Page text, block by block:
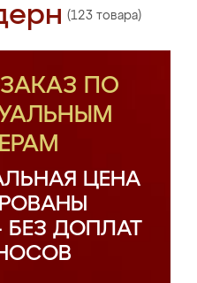
(123 товара)
ПО
ЦЕНА
ДОПЛАТ